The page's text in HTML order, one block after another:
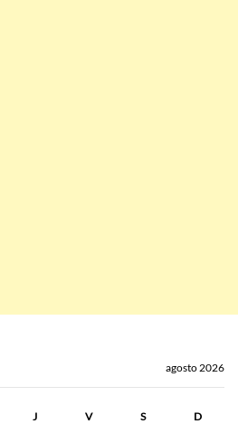
agosto 2026
J V S D